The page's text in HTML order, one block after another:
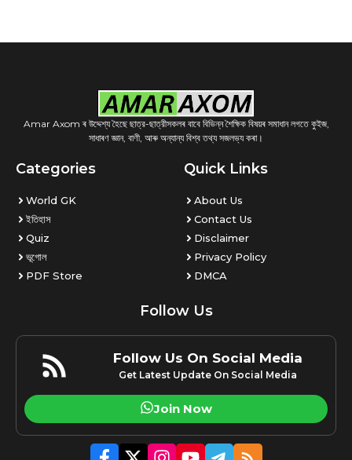
Amar Axom ৰ উদ্দেশ্য হৈছে ছাত্র-ছাত্রীসকলৰ বাবে বিভিন্ন শৈক্ষিক বিষয়ৰ সমাধান লগতে কুইজ,
সাধাৰণ জ্ঞান, বাণী, আৰু অন্যান্য বিশ্ব তথ্য সজলভ্য কৰা।
Categories
World GK
ইতিহাস
Quiz
ভূগোল
PDF Store
Quick Links
About Us
Contact Us
Disclaimer
Privacy Policy
DMCA
Follow Us
Follow Us On Social Media
Get Latest Update On Social Media
Join Now